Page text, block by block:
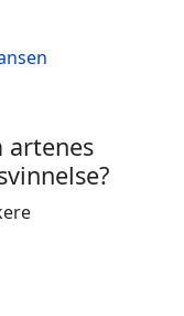
artenes